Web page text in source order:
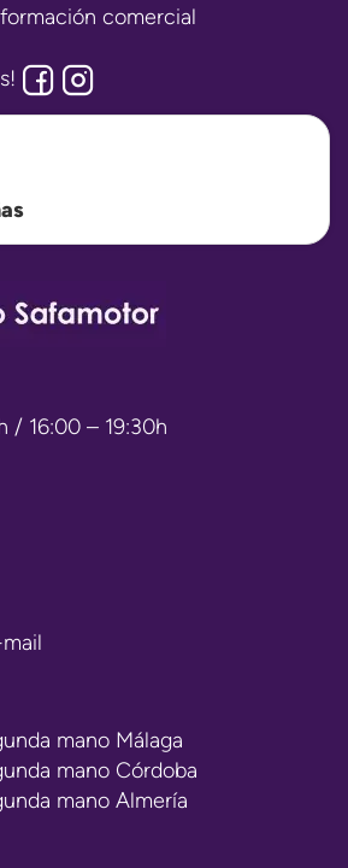
comercial
/ 16:00 – 19:30h
mano Málaga
mano Córdoba
mano Almería